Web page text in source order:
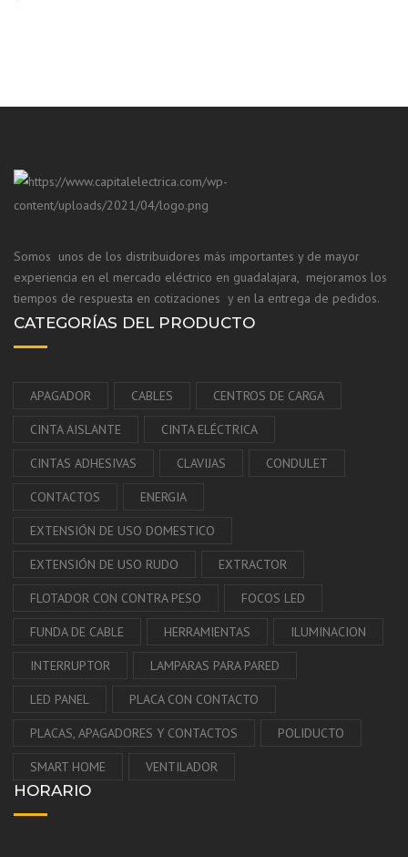
Somos unos de los distribuidores más importantes y de mayor
experiencia en el mercado eléctrico en guadalajara, mejoramos los
tiempos de respuesta en cotizaciones y en la entrega de pedidos.
CATEGORÍAS DEL PRODUCTO
APAGADOR CABLES CENTROS DE CARGA
CINTA AISLANTE CINTA ELÉCTRICA
CINTAS ADHESIVAS CLAVIJAS CONDULET
CONTACTOS ENERGIA
EXTENSIÓN DE USO DOMESTICO
EXTENSIÓN DE USO RUDO EXTRACTOR
FLOTADOR CON CONTRA PESO FOCOS LED
FUNDA DE CABLE HERRAMIENTAS ILUMINACION
INTERRUPTOR LAMPARAS PARA PARED
LED PANEL PLACA CON CONTACTO
PLACAS, APAGADORES Y CONTACTOS POLIDUCTO
SMART HOME VENTILADOR
HORARIO